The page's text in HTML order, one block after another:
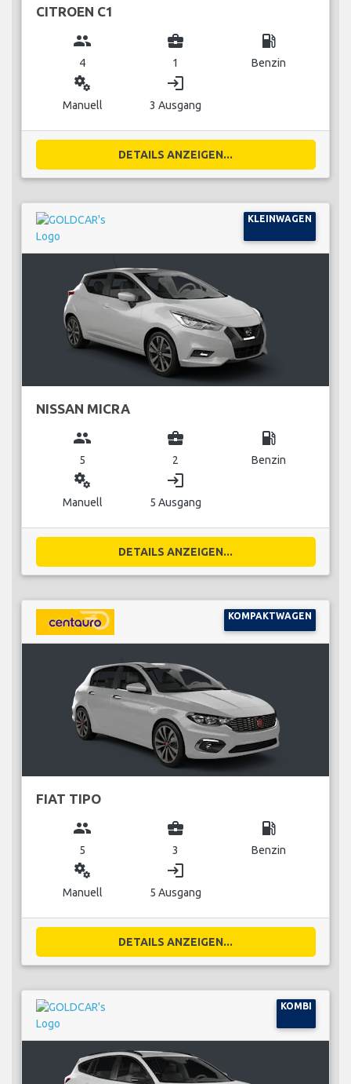
CITROEN C1
group
4
business_center
1
local_gas_station
Benzin
miscellaneous_services
Manuell
login
3 Ausgang
DETAILS ANZEIGEN...
KLEINWAGEN
NISSAN MICRA
group
5
business_center
2
local_gas_station
Benzin
miscellaneous_services
Manuell
login
5 Ausgang
DETAILS ANZEIGEN...
KOMPAKTWAGEN
FIAT TIPO
group
5
business_center
3
local_gas_station
Benzin
miscellaneous_services
Manuell
login
5 Ausgang
DETAILS ANZEIGEN...
KOMBI